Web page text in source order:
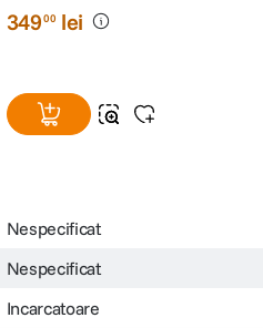
34900 lei
Nespecificat
Nespecificat
Incarcatoare